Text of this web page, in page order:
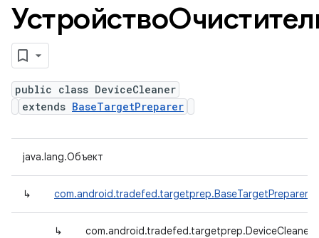
public class DeviceCleaner
extends BaseTargetPreparer
java.lang.Объект
↳ com.android.tradefed.targetprep.BaseTargetPreparer
↳ com.android.tradefed.targetprep.DeviceCleaner